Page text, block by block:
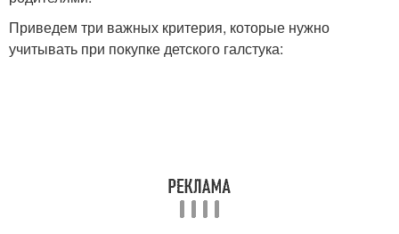
Приведем три важных критерия, которые нужно
учитывать при покупке детского галстука: